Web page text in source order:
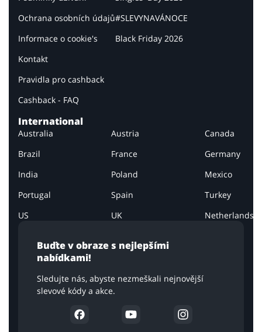
Buďte v obraze s nejlepšími
nabídkami!
Sledujte nás, abyste nezmeškali nejnovější
slevové kódy a akce.
Ochrana osobních údajů
Informace o cookie's
Kontakt
Pravidla pro cashback
Cashback - FAQ
#SLEVYNAVÁNOCE
Black Friday 2026
International
Australia Austria
Canada
Brazil
France
Germany
India
Poland
Mexico
Portugal
Spain
Turkey
US
UK Netherlands